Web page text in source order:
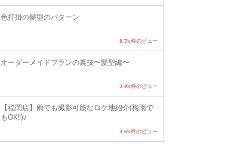
色打掛の髪型のパターン
8.7k件のビュー
オーダーメイドプランの裏技〜髪型編〜
3.9k件のビュー
【福岡店】雨でも撮影可能なロケ地紹介(梅雨で
もOK!!)♪
3.6k件のビュー